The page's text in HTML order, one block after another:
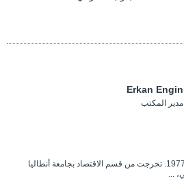
Erkan Engin
مدير المكتب
ولدت في كارلشور في ألمانيا عام 1977. تخرجت من قسم الاقتصاد بجامعة أنطاليا